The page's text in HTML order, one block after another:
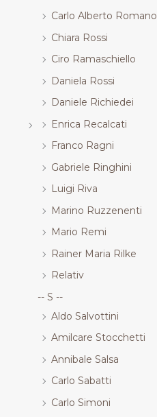
Carlo Alberto Romano
Chiara Rossi
Ciro Ramaschiello
Daniela Rossi
Daniele Richiedei
Enrica Recalcati
Franco Ragni
Gabriele Ringhini
Luigi Riva
Marino Ruzzenenti
Mario Remi
Rainer Maria Rilke
Relativ
-- S --
Aldo Salvottini
Amilcare Stocchetti
Annibale Salsa
Carlo Sabatti
Carlo Simoni